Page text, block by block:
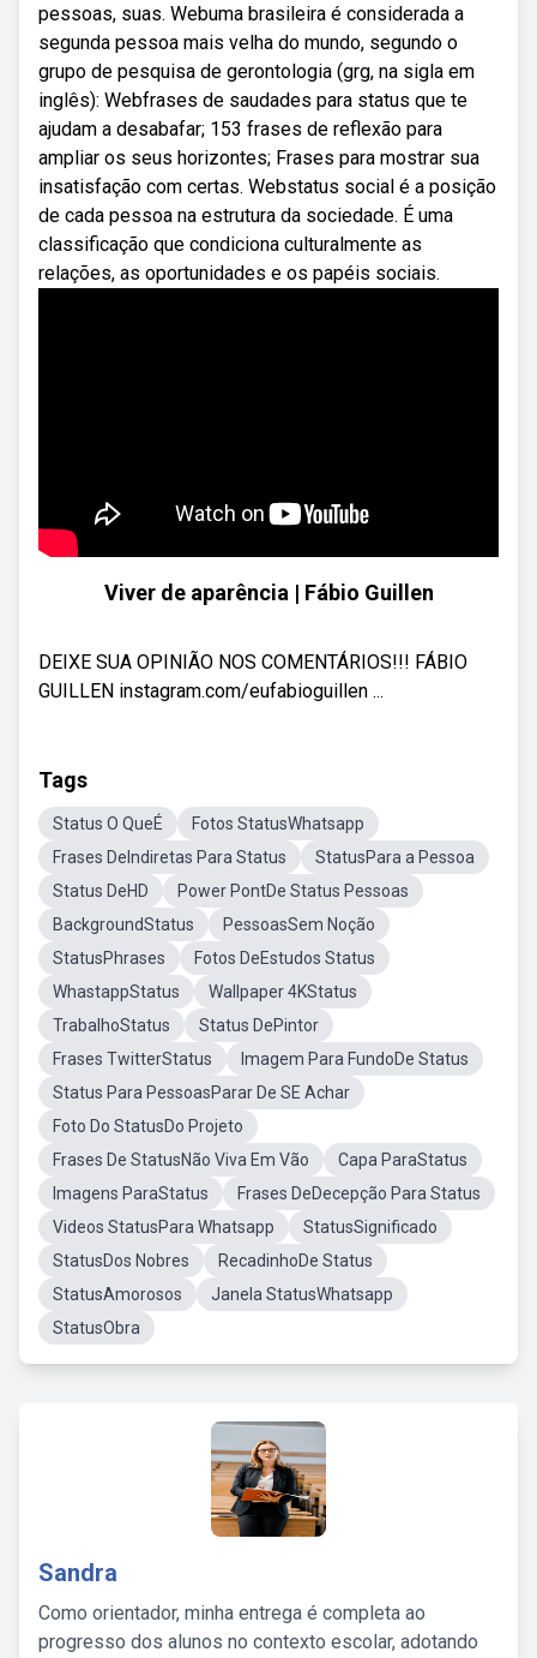
pessoas, suas. Webuma brasileira é considerada a
segunda pessoa mais velha do mundo, segundo o
grupo de pesquisa de gerontologia (grg, na sigla em
inglês): Webfrases de saudades para status que te
ajudam a desabafar; 153 frases de reflexão para
ampliar os seus horizontes; Frases para mostrar sua
insatisfação com certas. Webstatus social é a posição
de cada pessoa na estrutura da sociedade. É uma
classificação que condiciona culturalmente as
relações, as oportunidades e os papéis sociais.
Viver de aparência | Fábio Guillen
DEIXE SUA OPINIÃO NOS COMENTÁRIOS!!! FÁBIO
GUILLEN instagram.com/eufabioguillen ...
Tags
Status O QueÉ
Fotos StatusWhatsapp
Frases DeIndiretas Para Status
StatusPara a Pessoa
Status DeHD
Power PontDe Status Pessoas
BackgroundStatus
PessoasSem Noção
StatusPhrases
Fotos DeEstudos Status
WhastappStatus
Wallpaper 4KStatus
TrabalhoStatus
Status DePintor
Frases TwitterStatus
Imagem Para FundoDe Status
Status Para PessoasParar De SE Achar
Foto Do StatusDo Projeto
Frases De StatusNão Viva Em Vão
Capa ParaStatus
Imagens ParaStatus
Frases DeDecepção Para Status
Videos StatusPara Whatsapp
StatusSignificado
StatusDos Nobres
RecadinhoDe Status
StatusAmorosos
Janela StatusWhatsapp
StatusObra
Sandra
Como orientador, minha entrega é completa ao
progresso dos alunos no contexto escolar, adotando